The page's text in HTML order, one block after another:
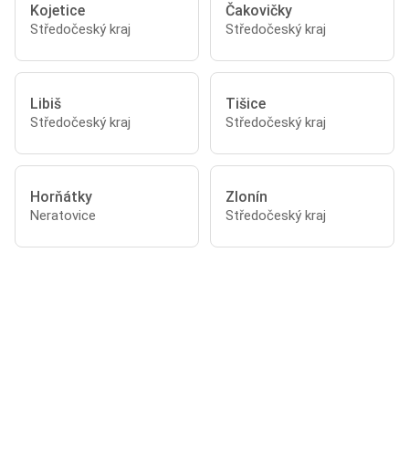
Kojetice
Středočeský kraj
Čakovičky
Středočeský kraj
Libiš
Středočeský kraj
Tišice
Středočeský kraj
Horňátky
Neratovice
Zlonín
Středočeský kraj